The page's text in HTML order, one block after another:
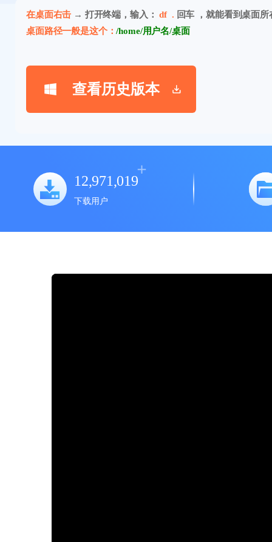
在桌面右击 → 打开终端，输入：df . 回车 ，就能看到桌面
桌面路径一般是这个：/home/用户名/桌面
查看历史版本
12,971,019
下载用户